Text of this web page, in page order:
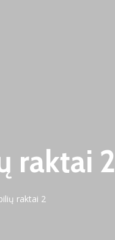
raktai 2
raktai 2